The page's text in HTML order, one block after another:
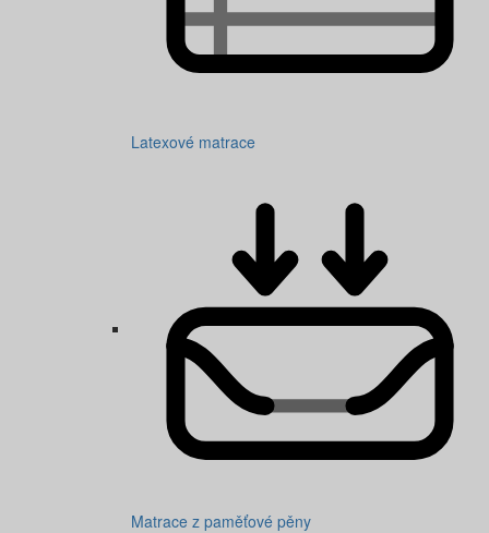
Latexové matrace
Matrace z paměťové pěny